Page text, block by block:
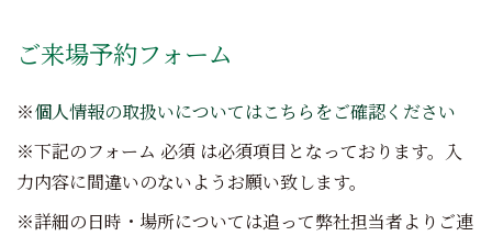
ご来場予約フォーム
※個人情報の取扱いについてはこちらをご確認ください
※下記のフォーム 必須 は必須項目となっております。入
力内容に間違いのないようお願い致します。
※詳細の日時・場所については追って弊社担当者よりご連